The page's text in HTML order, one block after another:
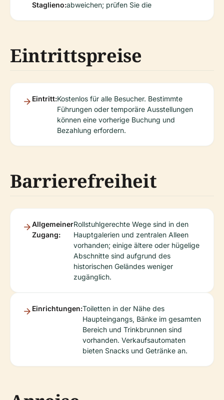
Staglieno:abweichen; prüfen Sie die
Eintrittspreise
Eintritt:Kostenlos für alle Besucher. Bestimmte
Führungen oder temporäre Ausstellungen
können eine vorherige Buchung und
Bezahlung erfordern.
Barrierefreiheit
Allgemeiner
Zugang:
Rollstuhlgerechte Wege sind in den
Hauptgalerien und zentralen Alleen
vorhanden; einige ältere oder hügelige
Abschnitte sind aufgrund des
historischen Geländes weniger
zugänglich.
Einrichtungen:Toiletten in der Nähe des
Haupteingangs, Bänke im gesamten
Bereich und Trinkbrunnen sind
vorhanden. Verkaufsautomaten
bieten Snacks und Getränke an.